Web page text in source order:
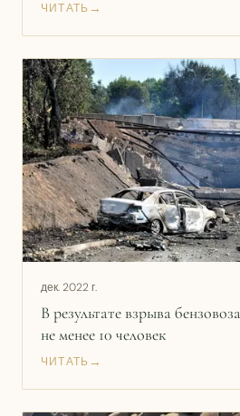
ЧИТАТЬ →
дек. 2022 г.
В результате взрыва
не менее 10 человек
ЧИТАТЬ →